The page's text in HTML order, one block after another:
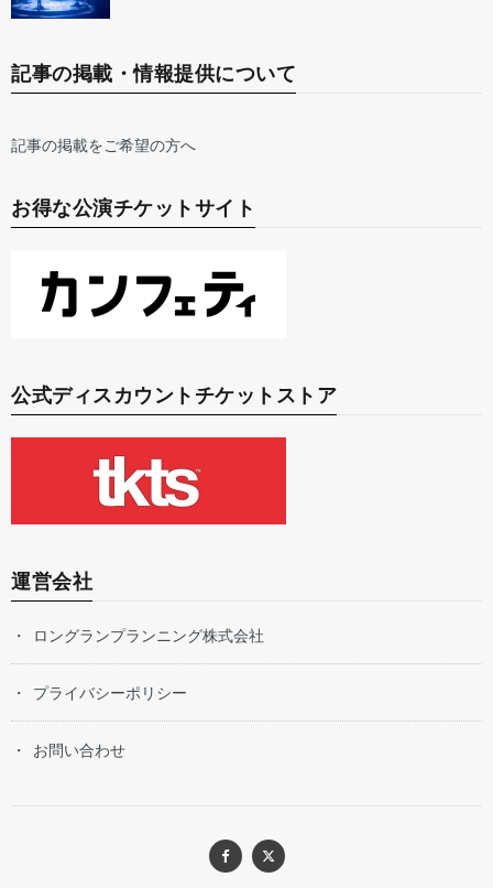
記事の掲載・情報提供について
記事の掲載をご希望の方へ
お得な公演チケットサイト
公式ディスカウントチケットストア
運営会社
ロングランプランニング株式会社
プライバシーポリシー
お問い合わせ